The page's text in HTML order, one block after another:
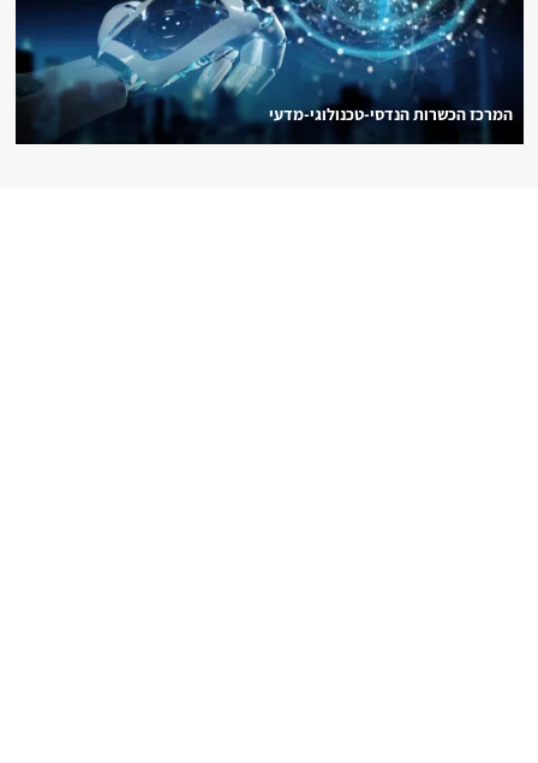
המרכז הכשרות הנדסי-טכנולוגי-מדעי